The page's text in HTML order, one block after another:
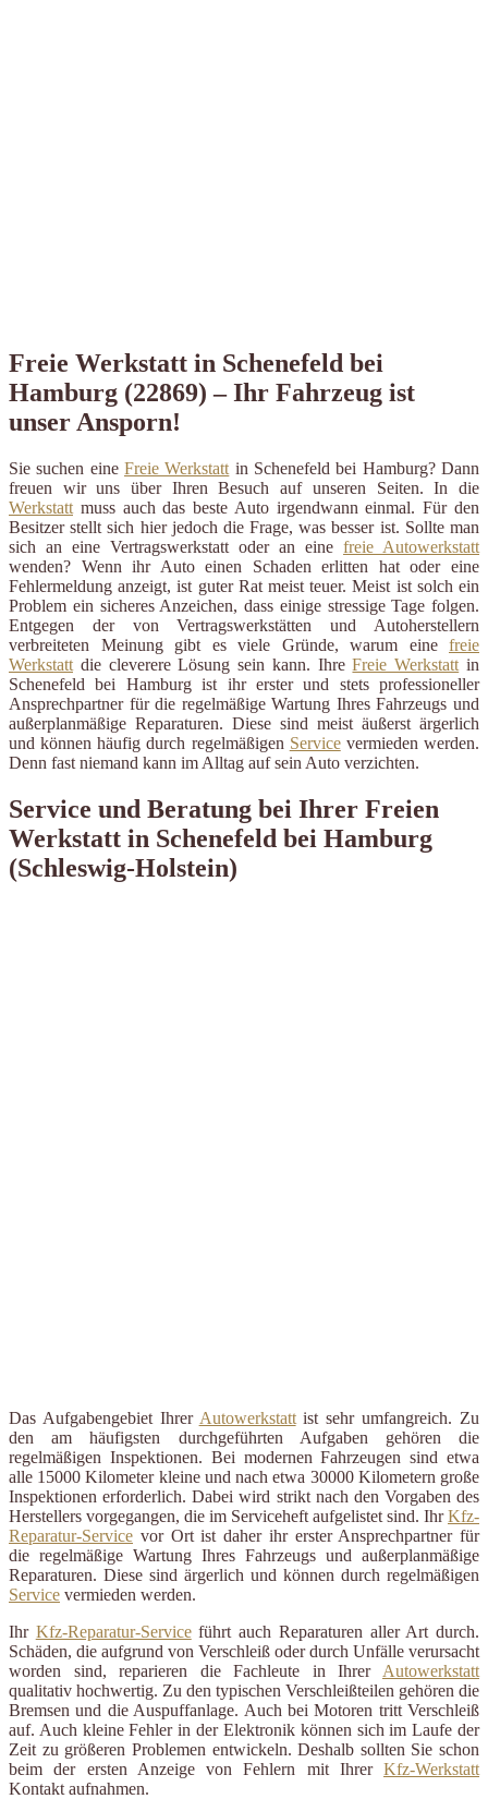
Freie Werkstatt in Schenefeld bei
Hamburg (22869) – Ihr Fahrzeug ist
unser Ansporn!
Sie suchen eine Freie Werkstatt in Schenefeld bei Hamburg? Dann
freuen wir uns über Ihren Besuch auf unseren Seiten. In die
Werkstatt muss auch das beste Auto irgendwann einmal. Für den
Besitzer stellt sich hier jedoch die Frage, was besser ist. Sollte man
sich an eine Vertragswerkstatt oder an eine freie Autowerkstatt
wenden? Wenn ihr Auto einen Schaden erlitten hat oder eine
Fehlermeldung anzeigt, ist guter Rat meist teuer. Meist ist solch ein
Problem ein sicheres Anzeichen, dass einige stressige Tage folgen.
Entgegen der von Vertragswerkstätten und Autoherstellern
verbreiteten Meinung gibt es viele Gründe, warum eine freie
Werkstatt die cleverere Lösung sein kann. IhreFreie Werkstatt in
Schenefeld bei Hamburg ist ihr erster und stets professioneller
Ansprechpartner für die regelmäßige Wartung Ihres Fahrzeugs und
außerplanmäßige Reparaturen. Diese sind meist äußerst ärgerlich
und können häufig durch regelmäßigen Servicevermieden werden.
Denn fast niemand kann im Alltag auf sein Auto verzichten.
Service und Beratung bei Ihrer Freien
Werkstatt in Schenefeld bei Hamburg
(Schleswig-Holstein)
Das Aufgabengebiet Ihrer Autowerkstattist sehr umfangreich. Zu
den am häufigsten durchgeführten Aufgaben gehören die
regelmäßigen Inspektionen. Bei modernen Fahrzeugen sind etwa
alle 15000 Kilometer kleine und nach etwa 30000 Kilometern große
Inspektionen erforderlich. Dabei wird strikt nach den Vorgaben des
Herstellers vorgegangen, die im Serviceheft aufgelistet sind. IhrKfz-
Reparatur-Service vor Ort ist daher ihr erster Ansprechpartner für
die regelmäßige Wartung Ihres Fahrzeugs und außerplanmäßige
Reparaturen. Diese sind ärgerlich und können durch regelmäßigen
Service vermieden werden.
Ihr Kfz-Reparatur-Serviceführt auch Reparaturen aller Art durch.
Schäden, die aufgrund von Verschleiß oder durch Unfälle verursacht
worden sind, reparieren die Fachleute in Ihrer Autowerkstatt
qualitativ hochwertig. Zu den typischen Verschleißteilen gehören die
Bremsen und die Auspuffanlage. Auch bei Motoren tritt Verschleiß
auf. Auch kleine Fehler in der Elektronik können sich im Laufe der
Zeit zu größeren Problemen entwickeln. Deshalb sollten Sie schon
beim der ersten Anzeige von Fehlern mit Ihrer Kfz-Werkstatt
Kontakt aufnahmen.